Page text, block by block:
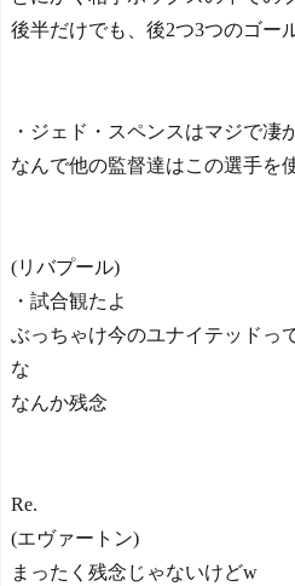
後半だけでも、後2つ3つのゴー
・ジェド・スペンスはマジで凄
なんで他の監督達はこの選手を
(リバプール)
・試合観たよ
ぶっちゃけ今のユナイテッドっ
な
なんか残念
Re.
(エヴァートン)
まったく残念じゃないけどw